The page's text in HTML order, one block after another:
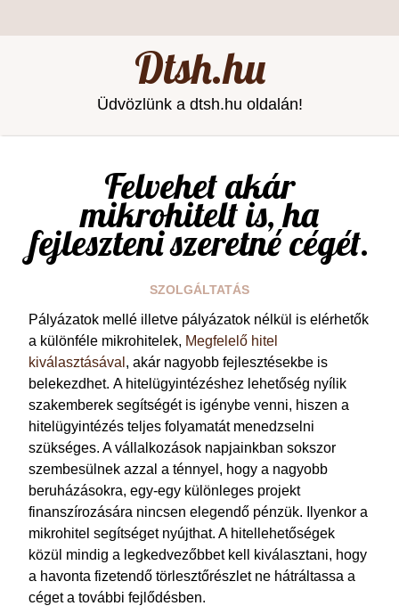
Dtsh.hu
Üdvözlünk a dtsh.hu oldalán!
Felvehet akár
mikrohitelt is, ha
fejleszteni szeretné cégét.
SZOLGÁLTATÁS
Pályázatok mellé illetve pályázatok nélkül is elérhetők
a különféle mikrohitelek, Megfelelő hitel
kiválasztásával , akár nagyobb fejlesztésekbe is
belekezdhet. A hitelügyintézéshez lehetőség nyílik
szakemberek segítségét is igénybe venni, hiszen a
hitelügyintézés teljes folyamatát menedzselni
szükséges. A vállalkozások napjainkban sokszor
szembesülnek azzal a ténnyel, hogy a nagyobb
beruházásokra, egy-egy különleges projekt
finanszírozására nincsen elegendő pénzük. Ilyenkor a
mikrohitel segítséget nyújthat. A hitellehetőségek
közül mindig a legkedvezőbbet kell kiválasztani, hogy
a havonta fizetendő törlesztőrészlet ne hátráltassa a
céget a további fejlődésben.